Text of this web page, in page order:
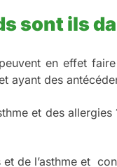
sont ils
en effet
ayant des
et des allergies
de l’asthme et